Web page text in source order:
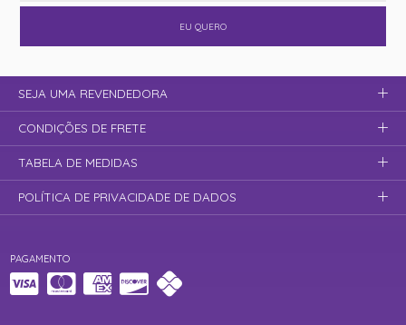
EU QUERO
PAGAMENTO
SEJA UMA REVENDEDORA
CONDIÇÕES DE FRETE
TABELA DE MEDIDAS
POLÍTICA DE PRIVACIDADE DE DADOS